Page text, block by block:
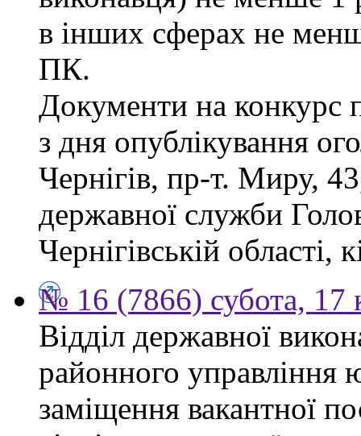
в інших сферах не
ПК.
Документи на конкурс
з дня опублікування
Чернігів, пр-т. Миру,
державної служби
Чернігівській
№ 16 (7866) субота, 17
Відділ державної
районного управління
заміщення вакантної